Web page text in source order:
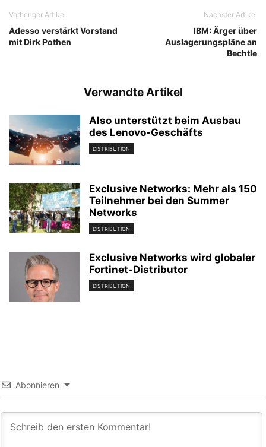
Vorheriger Artikel
Adesso verstärkt Vorstand
mit Dirk Pothen
Nächster Artikel
IBM: Ärger über
Auslagerungspläne an
Bechtle
Verwandte Artikel
Also unterstützt beim Ausbau
des Lenovo-Geschäfts
DISTRIBUTION
Exclusive Networks: Mehr als 150
Teilnehmer bei den Summer
Networks
DISTRIBUTION
Exclusive Networks wird globaler
Fortinet-Distributor
DISTRIBUTION
Abonnieren